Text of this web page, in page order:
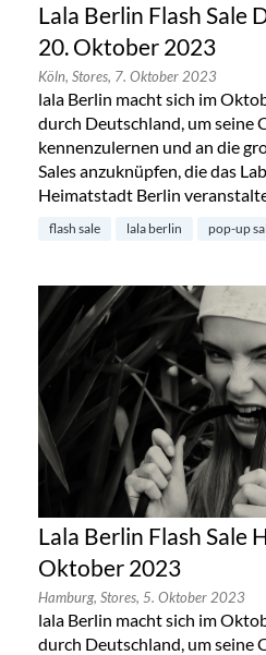
Lala Berlin Flash Sale
20. Oktober 2023
Köln, Stores, 7. Oktober 2023
lala Berlin macht sich im
durch Deutschland, um seine
kennenzulernen und an die
Sales anzuknüpfen, die das
Heimatstadt Berlin
flash sale lala berlin pop-up
Lala Berlin Flash Sale
Oktober 2023
Hamburg, Stores, 5. Oktober 2023
lala Berlin macht sich im
durch Deutschland, um seine